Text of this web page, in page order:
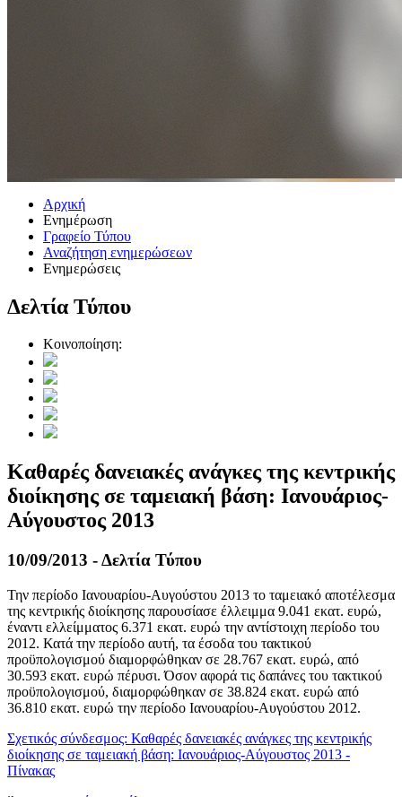
Αρχική
Ενημέρωση
Γραφείο Τύπου
Αναζήτηση ενημερώσεων
Ενημερώσεις
Δελτία Τύπου
Κοινοποίηση:
Καθαρές δανειακές ανάγκες της κεντρικής
διοίκησης σε ταμειακή βάση: Ιανουάριος-
Αύγουστος 2013
10/09/2013 - Δελτία Τύπου
Την περίοδο Ιανουαρίου-Αυγούστου 2013 το ταμειακό αποτέλεσμα
της κεντρικής διοίκησης παρουσίασε έλλειμμα 9.041 εκατ. ευρώ,
έναντι ελλείμματος 6.371 εκατ. ευρώ την αντίστοιχη περίοδο του
2012. Κατά την περίοδο αυτή, τα έσοδα του τακτικού
προϋπολογισμού διαμορφώθηκαν σε 28.767 εκατ. ευρώ, από
30.593 εκατ. ευρώ πέρυσι. Όσον αφορά τις δαπάνες του τακτικού
προϋπολογισμού, διαμορφώθηκαν σε 38.824 εκατ. ευρώ από
36.810 εκατ. ευρώ την περίοδο Ιανουαρίου-Αυγούστου 2012.
Σχετικός σύνδεσμος: Καθαρές δανειακές ανάγκες της κεντρικής
διοίκησης σε ταμειακή βάση: Ιανουάριος-Αύγουστος 2013 -
Πίνακας